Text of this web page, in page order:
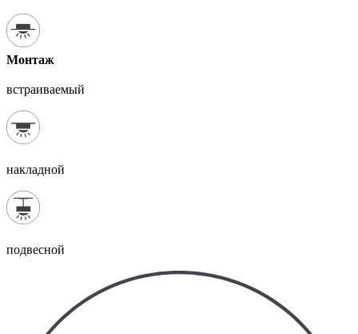
Монтаж
встраиваемый
накладной
подвесной